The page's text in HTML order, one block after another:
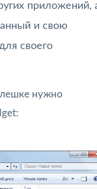
приложений,
и свою
своего
нужно